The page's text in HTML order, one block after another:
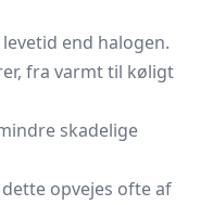
end halogen.
fra varmt til køligt
skadelige
opvejes ofte af